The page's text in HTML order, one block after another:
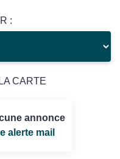
:
CARTE
annonce
alerte mail